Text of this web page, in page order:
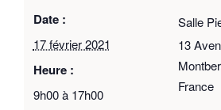
Date :
17 février 2021
Heure :
9h00 à 17h00
Salle
13
France